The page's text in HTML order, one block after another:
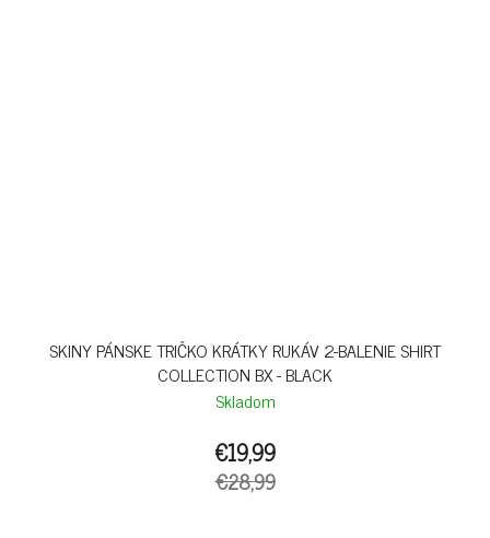
SKINY PÁNSKE TRIČKO KRÁTKY RUKÁV 2-BALENIE SHIRT
COLLECTION BX - BLACK
Skladom
€19,99
€28,99